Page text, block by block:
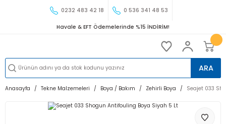
0232 483 42 18 0 536 341 48 53
Havale & EFT Ödemelerinde %15 İNDİRİM!
ARA
Anasayfa Tekne Malzemeleri Boya / Bakım Zehirli Boya Seajet 033